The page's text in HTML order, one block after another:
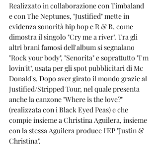
Realizzato in collaborazione con Timbaland
e con The Neptunes, "Justified" mette in
evidenza sonorità hip hop e R & B, come
dimostra il singolo "Cry me a river". Tra gli
altri brani famosi dell'album si segnalano
"Rock your body", "Senorita" e soprattutto "I'm
lovin'it", usata per gli spot pubblicitari di Mc
Donald's. Dopo aver girato il mondo grazie al
Justified/Stripped Tour, nel quale presenta
anche la canzone "Where is the love?"
(realizzata con i Black Eyed Peas) e che
compie insieme a Christina Aguilera, insieme
con la stessa Aguilera produce l'EP "Justin &
Christina".